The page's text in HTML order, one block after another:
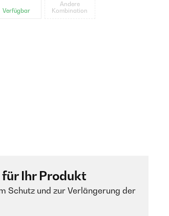
Verfügbar
Andere
Kombination
Ihr Produkt
Schutz und zur Verlängerung der